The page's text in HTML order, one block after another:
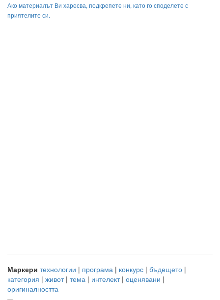
Ако материалът Ви харесва, подкрепете ни, като го споделете с
приятелите си.
Маркери технологии | програма | конкурс | бъдещето |
категория | живот| тема | интелект| оценявани |
оригиналността